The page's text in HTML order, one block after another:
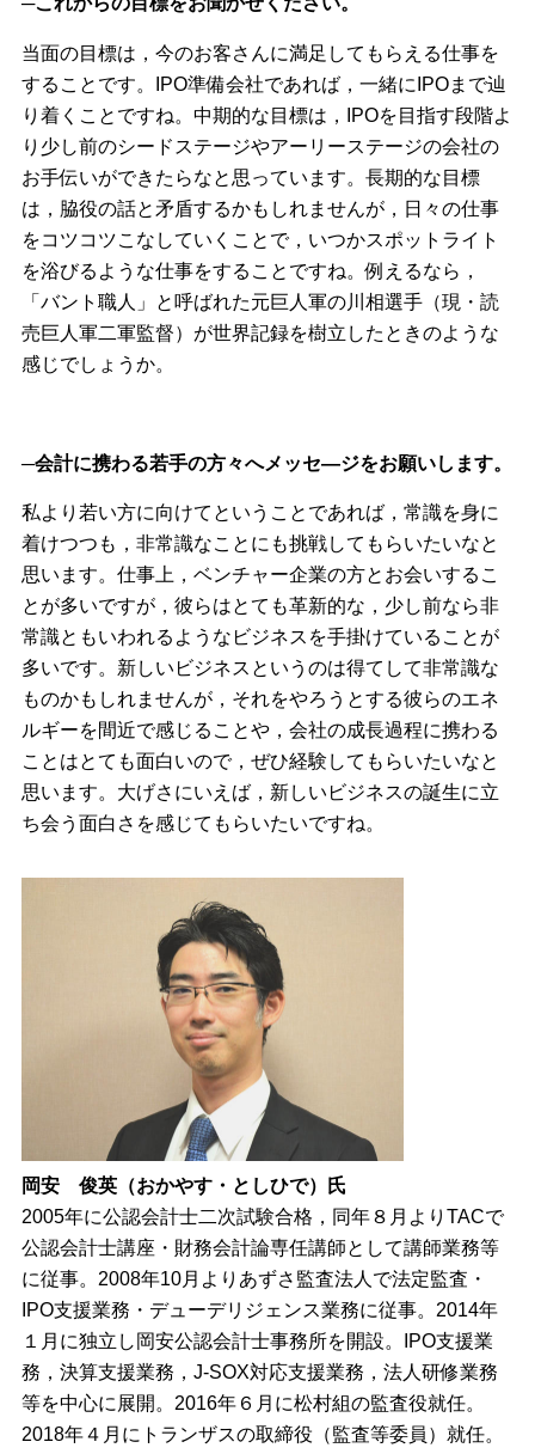
当面の目標は，今のお客さんに満足してもらえる仕事を
することです。IPO準備会社であれば，一緒にIPOまで辿
り着くことですね。中期的な目標は，IPOを目指す段階よ
り少し前のシードステージやアーリーステージの会社の
お手伝いができたらなと思っています。長期的な目標
は，脇役の話と矛盾するかもしれませんが，日々の仕事
をコツコツこなしていくことで，いつかスポットライト
を浴びるような仕事をすることですね。例えるなら，
「バント職人」と呼ばれた元巨人軍の川相選手（現・読
売巨人軍二軍監督）が世界記録を樹立したときのような
感じでしょうか。
─会計に携わる若手の方々へメッセ―ジをお願いします。
私より若い方に向けてということであれば，常識を身に
着けつつも，非常識なことにも挑戦してもらいたいなと
思います。仕事上，ベンチャー企業の方とお会いするこ
とが多いですが，彼らはとても革新的な，少し前なら非
常識ともいわれるようなビジネスを手掛けていることが
多いです。新しいビジネスというのは得てして非常識な
ものかもしれませんが，それをやろうとする彼らのエネ
ルギーを間近で感じることや，会社の成長過程に携わる
ことはとても面白いので，ぜひ経験してもらいたいなと
思います。大げさにいえば，新しいビジネスの誕生に立
ち会う面白さを感じてもらいたいですね。
岡安 俊英（おかやす・としひで）氏
2005年に公認会計士二次試験合格，同年８月よりTACで
公認会計士講座・財務会計論専任講師として講師業務等
に従事。2008年10月よりあずさ監査法人で法定監査・
IPO支援業務・デューデリジェンス業務に従事。2014年
１月に独立し岡安公認会計士事務所を開設。IPO支援業
務，決算支援業務，J-SOX対応支援業務，法人研修業務
等を中心に展開。2016年６月に松村組の監査役就任。
2018年４月にトランザスの取締役（監査等委員）就任。